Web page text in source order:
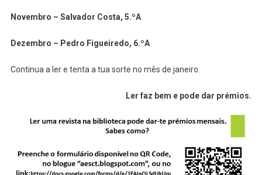
Novembro – Salvador Costa, 5.ºA
Dezembro – Pedro Figueiredo, 6.ºA
Continua a ler e tenta a tua sorte no mês de janeiro.
Ler faz bem e pode dar prémios.